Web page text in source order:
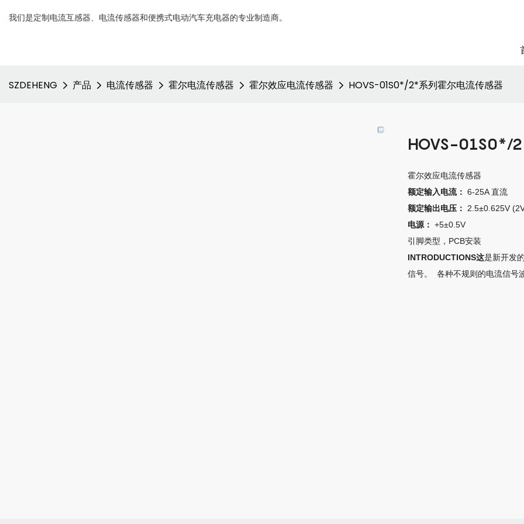
我们是定制电流互感器、电流传感器和便携式电动汽车充电器的专业制造商。
SZDEHENG 产品 电流传感器 霍尔电流传感器 霍尔效应电流传感器 HOVS-01S0*/2*系列霍尔电流传感器
HOVS-01S0*/
霍尔效应电流传感器
额定输入电流： 6-25A 直流
额定输出电压： 2.5±0.625V
电源： +5±0.5V
引脚类型，PCB安装
INTRODUCTIONS这是新开发
信号。
各种不规则的电流信号